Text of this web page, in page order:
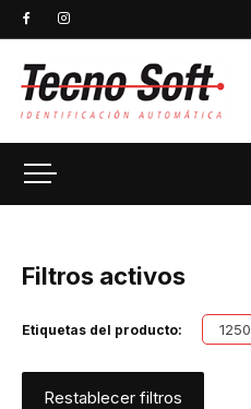
Filtros activos
Etiquetas del producto: 1250
Restablecer filtros